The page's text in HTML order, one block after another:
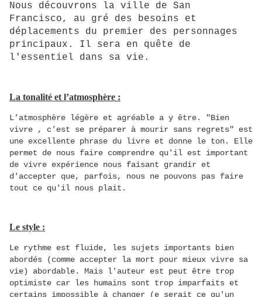
Nous découvrons la ville de San
Francisco, au gré des besoins et
déplacements du premier des personnages
principaux. Il sera en quête de
l'essentiel dans sa vie.
La tonalité et l’atmosphère :
L’atmosphère légère et agréable a y être. "Bien
vivre , c'est se préparer à mourir sans regrets" est
une excellente phrase du livre et donne le ton. Elle
permet de nous faire comprendre qu'il est important
de vivre expérience nous faisant grandir et
d'accepter que, parfois, nous ne pouvons pas faire
tout ce qu'il nous plait.
Le style :
Le rythme est fluide, les sujets importants bien
abordés (comme accepter la mort pour mieux vivre sa
vie) abordable. Mais l'auteur est peut être trop
optimiste car les humains sont trop imparfaits et
certains impossible à changer (e serait ce qu'un